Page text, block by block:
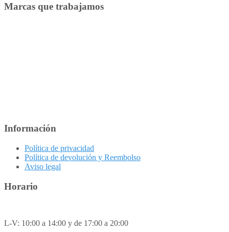
Marcas que trabajamos
Información
Política de privacidad
Política de devolución y Reembolso
Aviso legal
Horario
L-V: 10:00 a 14:00 y de 17:00 a 20:00